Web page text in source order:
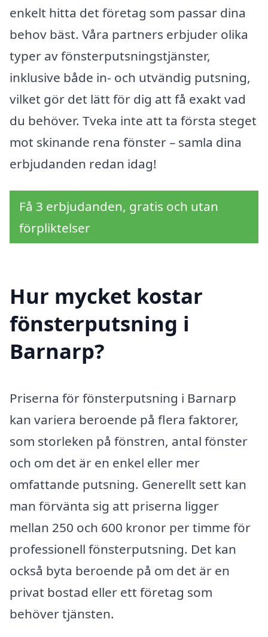
enkelt hitta det företag som passar dina
behov bäst. Våra partners erbjuder olika
typer av fönsterputsningstjänster,
inklusive både in- och utvändig putsning,
vilket gör det lätt för dig att få exakt vad
du behöver. Tveka inte att ta första steget
mot skinande rena fönster – samla dina
erbjudanden redan idag!
Få 3 erbjudanden, gratis och utan
förpliktelser
Hur mycket kostar
fönsterputsning i
Barnarp?
Priserna för fönsterputsning i Barnarp
kan variera beroende på flera faktorer,
som storleken på fönstren, antal fönster
och om det är en enkel eller mer
omfattande putsning. Generellt sett kan
man förvänta sig att priserna ligger
mellan 250 och 600 kronor per timme för
professionell fönsterputsning. Det kan
också byta beroende på om det är en
privat bostad eller ett företag som
behöver tjänsten.